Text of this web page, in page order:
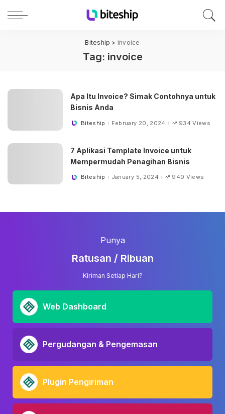
Biteship > invoice
Tag: invoice
Apa Itu Invoice? Simak Contohnya untuk
Bisnis Anda
PostedBiteship February 20, 2024 934 Views
7 Aplikasi Template Invoice untuk
Mempermudah Penagihan Bisnis
PostedBiteship January 5, 2024 940 Views
Punya
Ratusan / Ribuan
Kiriman Setiap Hari?
Web Dashboard
Pergudangan & Pengemasan
Plugin Pengiriman